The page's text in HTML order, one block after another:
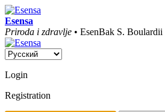
Esensa
Priroda i zdravlje • EsenBak S. Boulardii
Login
Registration